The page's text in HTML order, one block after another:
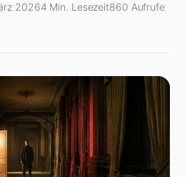
20264 Min. Lesezeit860 Aufrufe